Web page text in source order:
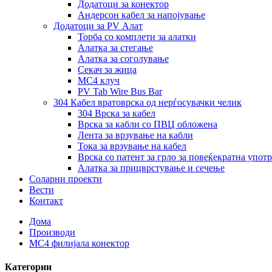
Додатоци за конектор
Андерсон кабел за напојување
Додатоци за PV Алат
Торба со комплети за алатки
Алатка за стегање
Алатка за соголување
Секач за жица
MC4 клуч
PV Tab Wire Bus Bar
304 Кабел вратоврска од нерѓосувачки челик
304 Врска за кабел
Врска за кабли со ПВЦ обложена
Лента за врзување на кабли
Тока за врзување на кабел
Врска со патент за грло за повеќекратна
Алатка за прицврстување и сечење
Соларни проекти
Вести
Контакт
Дома
Производи
MC4 филијала конектор
Категории